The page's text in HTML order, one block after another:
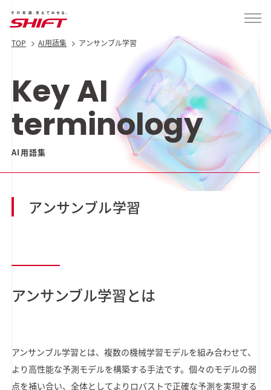
TOP AI用語集 アンサンブル学習
Key AI
terminology
AI用語集
アンサンブル学習
アンサンブル学習とは
アンサンブル学習とは、複数の機械学習モデルを組み合わせて、
より高性能な予測モデルを構築する手法です。個々のモデルの弱
点を補い合い、全体としてよりロバストで正確な予測を実現する